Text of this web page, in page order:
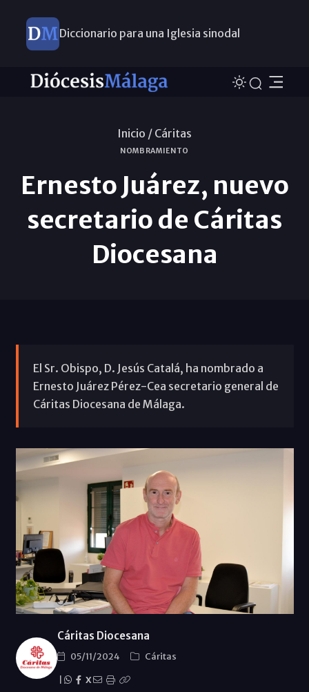
Diccionario para una Iglesia sinodal
Nuevos nombramientos
Inicio / Cáritas
NOMBRAMIENTO
Ernesto Juárez, nuevo
secretario de Cáritas
Diocesana
El Sr. Obispo, D. Jesús Catalá, ha nombrado a
Ernesto Juárez Pérez-Cea secretario general de
Cáritas Diocesana de Málaga.
Cáritas Diocesana
05/11/2024
Cáritas
X